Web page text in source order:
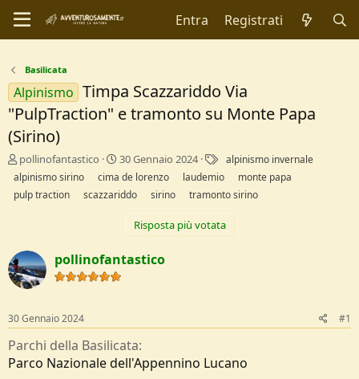
Entra Registrati
Basilicata
Alpinismo Timpa Scazzariddo Via
"PulpTraction" e tramonto su Monte Papa
(Sirino)
C
r
e
a
e
D
i
c
u
s
s
pollinofantastico
D
a
t
a
n
i
30 Gennaio 2024
a
alpinismo invernale
alpinismo sirino
cima de lorenzo laudemio
monte papa
pulp traction
scazzariddo sirino tramonto sirino
Risposta più votata
pollinofantastico
30 Gennaio 2024 #1
Parchi della Basilicata
Parco Nazionale dell'Appennino Lucano